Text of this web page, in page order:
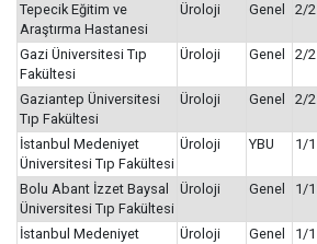
Tepecik Eğitim ve
Araştırma Hastanesi
Üroloji Genel 2/2
Gazi Üniversitesi Tıp
Fakültesi
Üroloji Genel 2/2
Gaziantep Üniversitesi
Tıp Fakültesi
Üroloji Genel 2/2
İstanbul Medeniyet
Üniversitesi Tıp Fakültesi
Üroloji YBU 1/1
Bolu Abant İzzet Baysal
Üniversitesi Tıp Fakültesi
Üroloji Genel 1/1
İstanbul Medeniyet
Üroloji Genel 1/1